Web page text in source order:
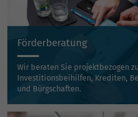
Förderberatung
Wir beraten Sie projektbezogen zu
Investitionsbeihilfen, Krediten,
und Bürgschaften.